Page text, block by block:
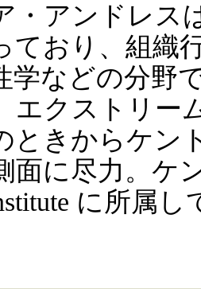
・アンドレス
ており、組織
学などの分野
エクストリー
ときからケン
面に尽力。ケ
に所属